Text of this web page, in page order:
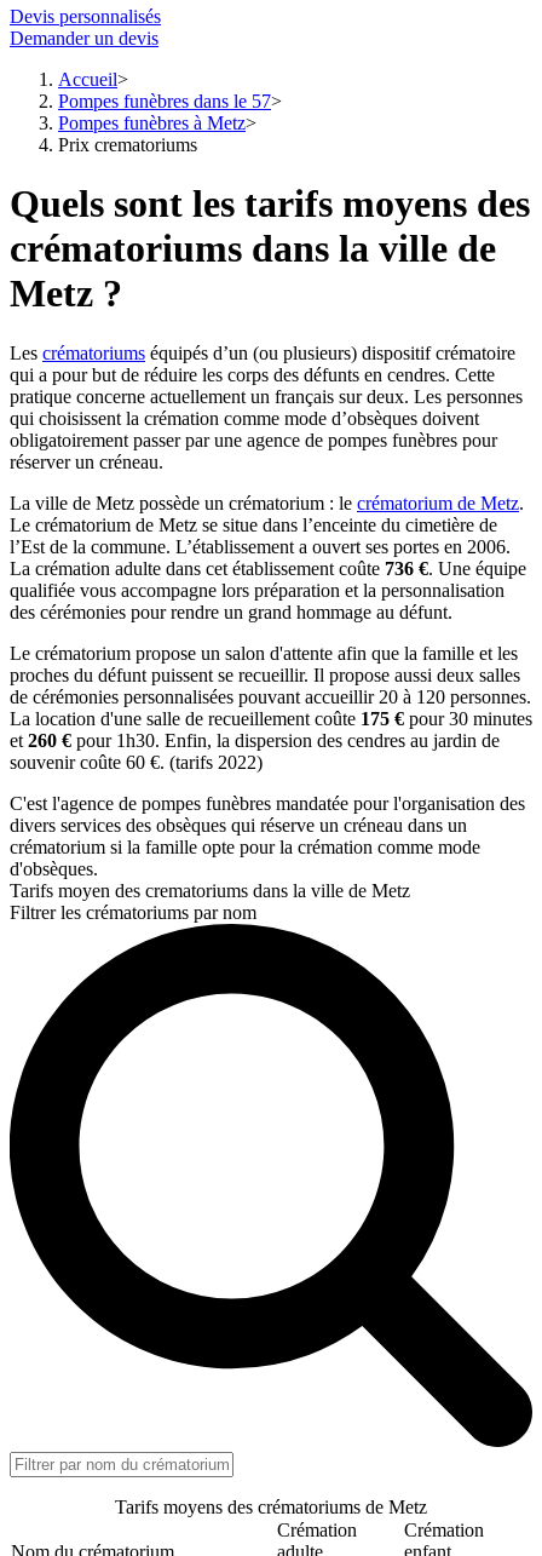
Devis personnalisés
Demander un devis
Accueil
Pompes funèbres dans le 57
Pompes funèbres à Metz
Prix crematoriums
Quels sont les tarifs moyens des
crématoriums dans la ville de
Metz ?
Les crématoriums équipés d’un (ou plusieurs) dispositif crématoire
qui a pour but de réduire les corps des défunts en cendres. Cette
pratique concerne actuellement un français sur deux. Les personnes
qui choisissent la crémation comme mode d’obsèques doivent
obligatoirement passer par une agence de pompes funèbres pour
réserver un créneau.
La ville de Metz possède un crématorium : le crématorium de Metz.
Le crématorium de Metz se situe dans l’enceinte du cimetière de
l’Est de la commune. L’établissement a ouvert ses portes en 2006.
La crémation adulte dans cet établissement coûte 736 €. Une équipe
qualifiée vous accompagne lors préparation et la personnalisation
des cérémonies pour rendre un grand hommage au défunt.
Le crématorium propose un salon d'attente afin que la famille et les
proches du défunt puissent se recueillir. Il propose aussi deux salles
de cérémonies personnalisées pouvant accueillir 20 à 120 personnes.
La location d'une salle de recueillement coûte 175 € pour 30 minutes
et 260 € pour 1h30. Enfin, la dispersion des cendres au jardin de
souvenir coûte 60 €. (tarifs 2022)
C'est l'agence de pompes funèbres mandatée pour l'organisation des
divers services des obsèques qui réserve un créneau dans un
crématorium si la famille opte pour la crémation comme mode
d'obsèques.
Tarifs moyen des crematoriums dans la ville de Metz
Filtrer les crématoriums par nom
Tarifs moyens des crématoriums de Metz
Nom du crématorium
Crémation
adulte
Crémation
enfant